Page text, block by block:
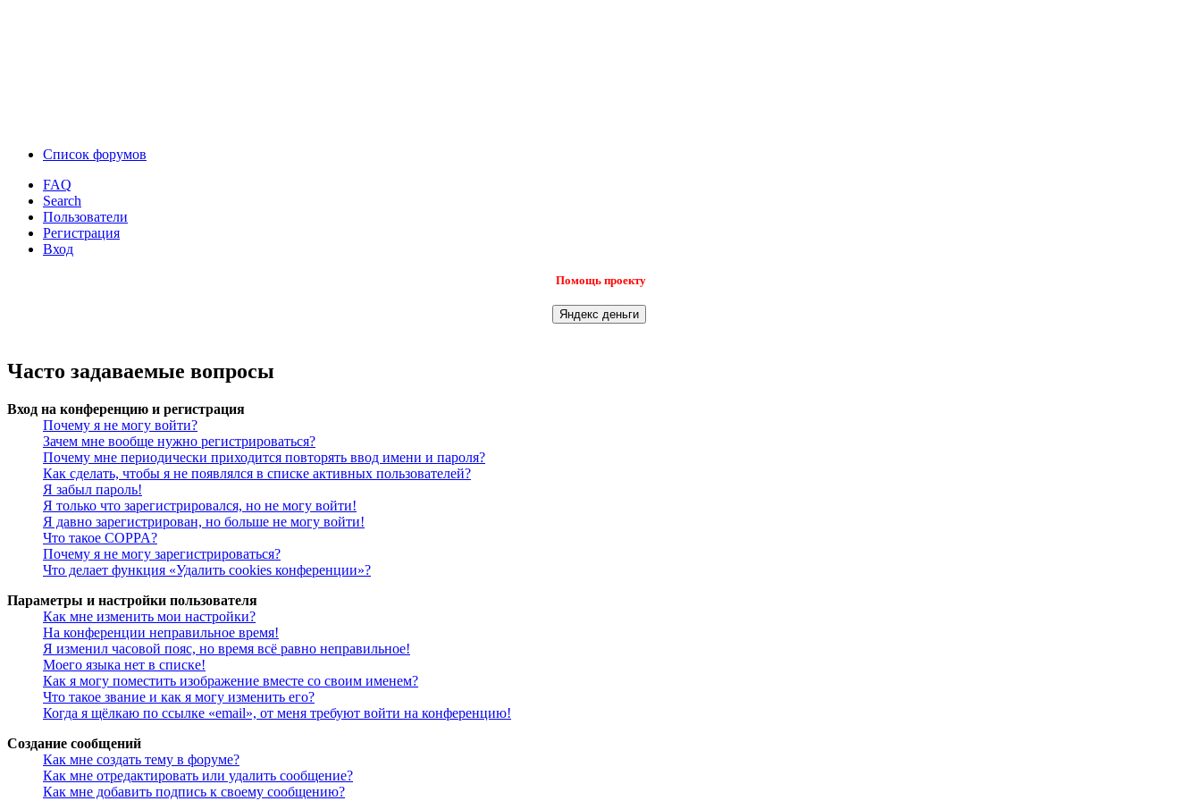
Список форумов
FAQ
Search
Пользователи
Регистрация
Вход
Помощь проекту
Часто задаваемые вопросы
Вход на конференцию и регистрация
Почему я не могу войти?
Зачем мне вообще нужно регистрироваться?
Почему мне периодически приходится повторять ввод имени и пароля?
Как сделать, чтобы я не появлялся в списке активных пользователей?
Я забыл пароль!
Я только что зарегистрировался, но не могу войти!
Я давно зарегистрирован, но больше не могу войти!
Что такое COPPA?
Почему я не могу зарегистрироваться?
Что делает функция «Удалить cookies конференции»?
Параметры и настройки пользователя
Как мне изменить мои настройки?
На конференции неправильное время!
Я изменил часовой пояс, но время всё равно неправильное!
Моего языка нет в списке!
Как я могу поместить изображение вместе со своим именем?
Что такое звание и как я могу изменить его?
Когда я щёлкаю по ссылке «email», от меня требуют войти на конференцию!
Создание сообщений
Как мне создать тему в форуме?
Как мне отредактировать или удалить сообщение?
Как мне добавить подпись к своему сообщению?